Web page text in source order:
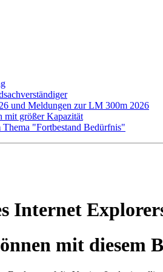
und Meldungen zur LM 300m 2026
mit größer Kapazität
"Fortbestand Bedürfnis"
Internet
mit diesem